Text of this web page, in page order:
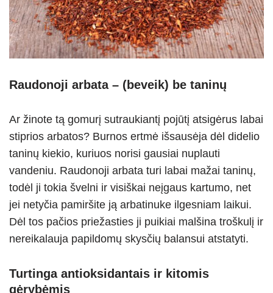
Raudonoji arbata – (beveik) be taninų
Ar žinote tą gomurį sutraukiantį pojūtį atsigėrus labai
stiprios arbatos? Burnos ertmė išsausėja dėl didelio
taninų kiekio, kuriuos norisi gausiai nuplauti
vandeniu. Raudonoji arbata turi labai mažai taninų,
todėl ji tokia švelni ir visiškai neįgaus kartumo, net
jei netyčia pamiršite ją arbatinuke ilgesniam laikui.
Dėl tos pačios priežasties ji puikiai malšina troškulį ir
nereikalauja papildomų skysčių balansui atstatyti.
Turtinga antioksidantais ir kitomis
gėrybėmis